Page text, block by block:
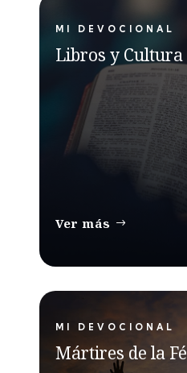
MI DEVOCIONAL
Libros y Cultura
Ver más
MI DEVOCIONAL
Mártires de la Fé